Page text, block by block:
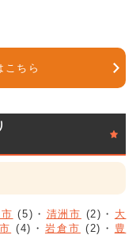
こちら
(5) 清洲市 (2)
大
(4) 岩倉市 (2)
豊